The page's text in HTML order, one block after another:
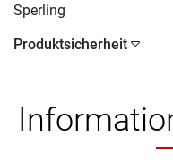
Sperling
Produktsicherheit